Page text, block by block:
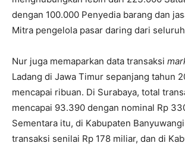
dengan 100.000 Penyedia barang dan
Mitra pengelola pasar daring dari
Nur juga memaparkan data transaksi
Ladang di Jawa Timur sepanjang tahun
mencapai ribuan. Di Surabaya, total
mencapai 93.390 dengan nominal Rp
Sementara itu, di Kabupaten
transaksi senilai Rp 178 miliar, dan di